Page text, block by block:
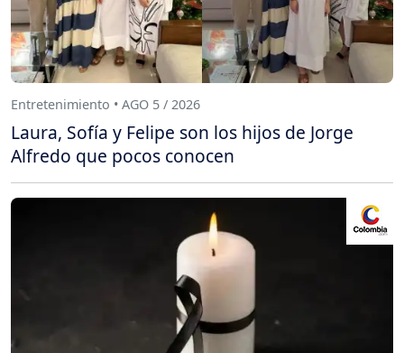
Entretenimiento • AGO 5 / 2026
Laura, Sofía y Felipe son los hijos de Jorge
Alfredo que pocos conocen